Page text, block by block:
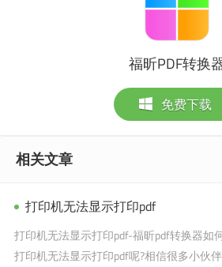
福昕PDF转换
免费下载
相关文章
打印机无法显示打印pdf
打印机无法显示打印pdf-福昕pdf转换器如
打印机无法显示打印pdf呢?相信很多小伙